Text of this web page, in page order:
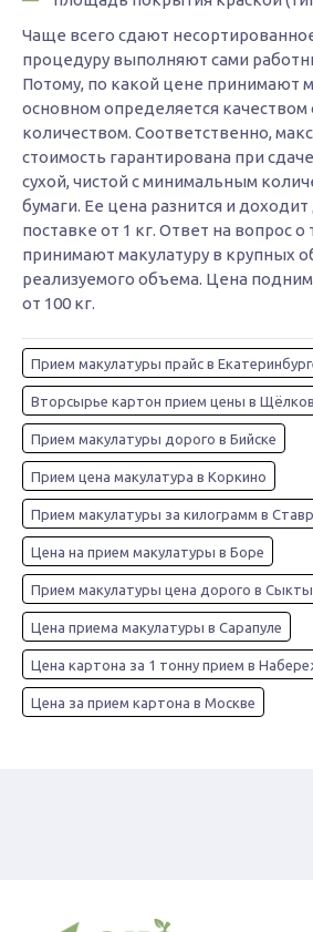
Чаще всего сдают
процедуру выполняют сами
Потому, по какой цене принимают
основном определяется качеством
количеством. Соответственно,
стоимость гарантирована при
сухой, чистой с минимальным
бумаги. Ее цена разнится и
поставке от 1 кг. Ответ на вопрос
принимают макулатуру в крупных
реализуемого объема. Цена
от 100 кг.
Прием макулатуры прайс в
Вторсырье картон прием цены в
Прием макулатуры дорого в Бийске
Прием цена макулатура в Коркино
Прием макулатуры за килограмм в
Цена на прием макулатуры в Боре
Прием макулатуры цена дорого в
Цена приема макулатуры в Сарапуле
Цена картона за 1 тонну прием в
Цена за прием картона в Москве